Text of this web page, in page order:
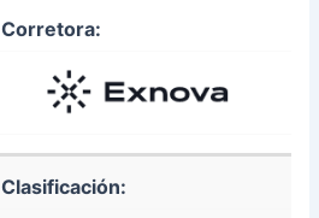
Corretora:
Clasificación: